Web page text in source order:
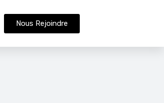
Nous Rejoindre